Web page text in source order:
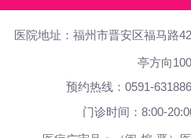
医院地址：福州市晋安区福马路
亭方向100
预约热线：0591-
门诊时间：8:00-